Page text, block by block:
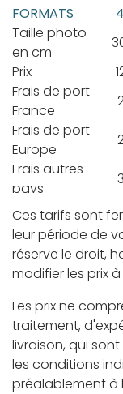
FORMATS
Taille photo
en cm
Prix
Frais de port
France
Frais de port
Europe
Frais autres
pays
Ces tarifs sont
leur période de
réserve le droit,
modifier les prix
Les prix ne
traitement,
livraison, qui
les conditions
préalablement à